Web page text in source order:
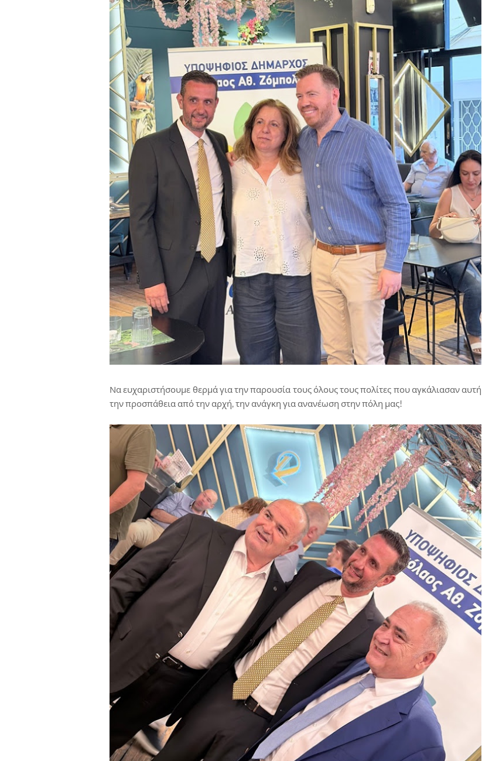
Να ευχαριστήσουμε θερμά για την παρουσία τους όλους τους πολίτες που αγκάλιασαν αυτή
την προσπάθεια από την αρχή, την ανάγκη για ανανέωση στην πόλη μας!